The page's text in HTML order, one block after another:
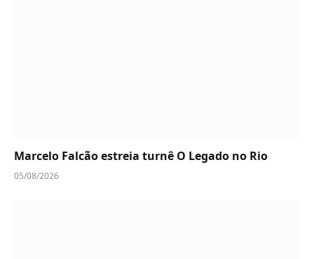
Marcelo Falcão estreia turnê O Legado no Rio
05/08/2026